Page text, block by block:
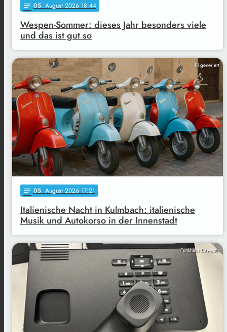
notes 05. August 2026 18:44
Wespen-Sommer: dieses Jahr besonders viele
und das ist gut so
KI generiert
notes 05. August 2026 17:21
Italienische Nacht in Kulmbach: italienische
Musik und Autokorso in der Innenstadt
Funkhaus Bayreuth